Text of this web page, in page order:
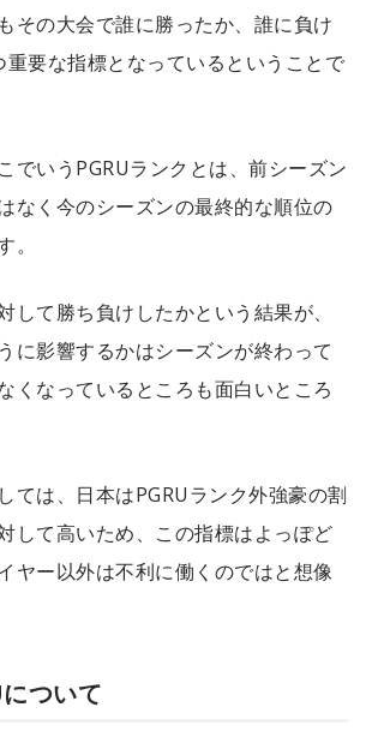
その大会で誰に勝ったか、誰に負け
重要な指標となっているということで
でいうPGRUランクとは、前シーズン
なく今のシーズンの最終的な順位の
。
して勝ち負けしたかという結果が、
に影響するかはシーズンが終わって
くなっているところも面白いところ
ては、日本はPGRUランク外強豪の割
して高いため、この指標はよっぽど
ヤー以外は不利に働くのではと想像
ついて